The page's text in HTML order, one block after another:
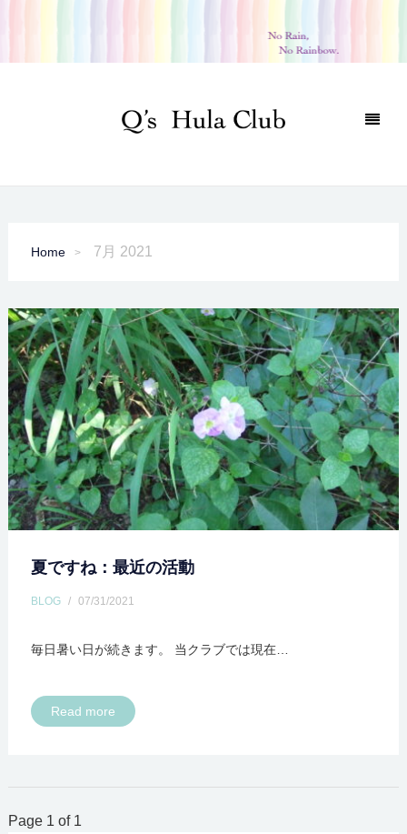
Home 7月 2021
夏ですね：最近の活動
BLOG / 07/31/2021
毎日暑い日が続きます。 当クラブでは現在…
Read more
Page 1 of 1